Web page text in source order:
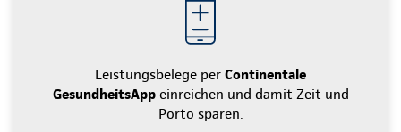
Leistungsbelege per Continentale
GesundheitsAppeinreichen und damit Zeit und
Porto sparen.